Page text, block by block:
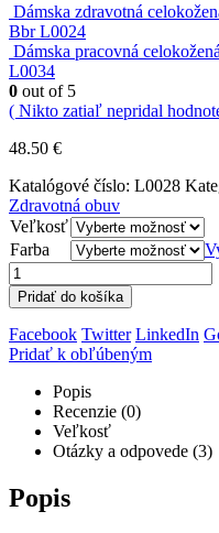
Dámska zdravotná
Bbr L0024
Dámska pracovná
L0034
0 out of 5
( Nikto zatiaľ nepridal
48.50 €
Katalógové číslo: L0028
Zdravotná obuv
Veľkosť
Farba
Pridať do košíka
Facebook Twitter LinkedIn
Pridať k obľúbeným
Popis
Recenzie (0)
Veľkosť
Otázky a odpovede (3)
Popis